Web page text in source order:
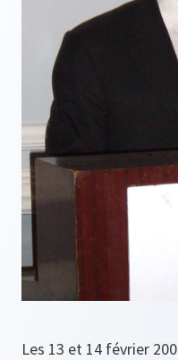
Les 13 et 14 février